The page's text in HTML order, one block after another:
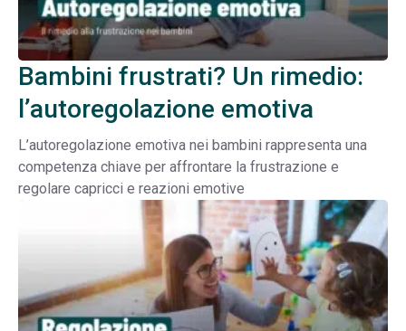
Bambini frustrati? Un rimedio:
l’autoregolazione emotiva
L’autoregolazione emotiva nei bambini rappresenta una
competenza chiave per affrontare la frustrazione e
regolare capricci e reazioni emotive